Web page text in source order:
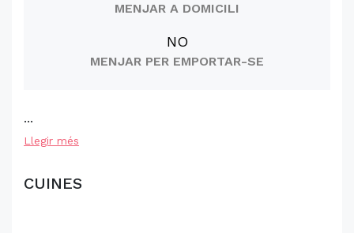
MENJAR A DOMICILI
NO
MENJAR PER EMPORTAR-SE
...
Llegir més
CUINES